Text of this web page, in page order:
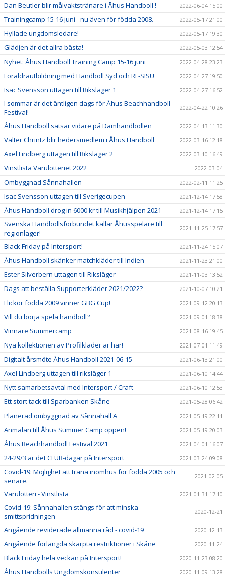
Dan Beutler blir målvaktstränare i Åhus Handboll ! 2022-06-04 15:00
Trainingcamp 15-16 juni - nu även för födda 2008. 2022-05-17 21:00
Hyllade ungdomsledare! 2022-05-17 19:30
Glädjen är det allra bästa! 2022-05-03 12:54
Nyhet: Åhus Handboll Training Camp 15-16 juni 2022-04-28 23:23
Föräldrautbildning med Handboll Syd och RF-SISU 2022-04-27 19:50
Isac Svensson uttagen till Riksläger 1 2022-04-27 16:52
I sommar är det äntligen dags för Åhus Beachhandboll
Festival!
2022-04-22 10:26
Åhus Handboll satsar vidare på Damhandbollen 2022-04-13 11:30
Valter Chrintz blir hedersmedlem i Åhus Handboll 2022-03-16 12:18
Axel Lindberg uttagen till Riksläger 2 2022-03-10 16:49
Vinstlista Varulotteriet 2022 2022-03-04
Ombyggnad Sånnahallen 2022-02-11 11:25
Isac Svensson uttagen till Sverigecupen 2021-12-14 17:58
Åhus Handboll drog in 6000 kr till Musikhjälpen 2021 2021-12-14 17:15
Svenska Handbollsförbundet kallar Åhusspelare till
regionläger!
2021-11-25 17:57
Black Friday på Intersport! 2021-11-24 15:07
Åhus Handboll skänker matchkläder till Indien 2021-11-23 21:00
Ester Silverbern uttagen till Riksläger 2021-11-03 13:52
Dags att beställa Supporterkläder 2021/2022? 2021-10-07 10:21
Flickor födda 2009 vinner GBG Cup! 2021-09-12 20:13
Vill du börja spela handboll? 2021-09-01 18:38
Vinnare Summercamp 2021-08-16 19:45
Nya kollektionen av Profilkläder är här! 2021-07-01 11:49
Digitalt årsmöte Åhus Handboll 2021-06-15 2021-06-13 21:00
Axel Lindberg uttagen till riksläger 1 2021-06-10 14:44
Nytt samarbetsavtal med Intersport / Craft 2021-06-10 12:53
Ett stort tack till Sparbanken Skåne 2021-05-28 06:42
Planerad ombyggnad av Sånnahall A 2021-05-19 22:11
Anmälan till Åhus Summer Camp öppen! 2021-05-19 20:03
Åhus Beachhandboll Festival 2021 2021-04-01 16:07
24-29/3 är det CLUB-dagar på Intersport 2021-03-24 09:08
Covid-19: Möjlighet att träna inomhus för födda 2005 och
senare.
2021-02-05
Varulotteri - Vinstlista 2021-01-31 17:10
Covid-19: Sånnahallen stängs för att minska
smittspridningen
2020-12-21
Angående reviderade allmänna råd - covid-19 2020-12-13
Angående förlängda skärpta restriktioner i Skåne 2020-11-24
Black Friday hela veckan på Intersport! 2020-11-23 08:20
Åhus Handbolls Ungdomskonsulenter 2020-11-09 13:28